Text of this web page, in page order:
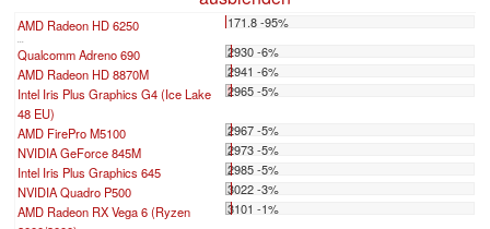
AMD Radeon HD 6250 171.8 -95%
...
Qualcomm Adreno 690
2930 -6%
AMD Radeon HD 8870M
2941 -6%
Intel Iris Plus Graphics G4 (Ice Lake
48 EU)
2965 -5%
AMD FirePro M5100
2967 -5%
NVIDIA GeForce 845M
2973 -5%
Intel Iris Plus Graphics 645
2985 -5%
NVIDIA Quadro P500
3022 -3%
AMD Radeon RX Vega 6 (Ryzen
3101 -1%